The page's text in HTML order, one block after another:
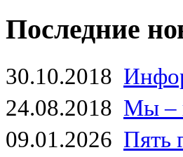
Последние
30.10.2018
24.08.2018 Мы –
09.01.2026 Пять